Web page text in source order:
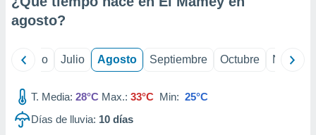
e
publicidad
agosto?
Junio Julio Agosto Septiembre Octubre
T. Media: 28°C Max.: 33°C Min: 25°C
Días de lluvia: 10 días